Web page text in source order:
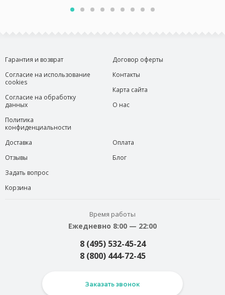
Гарантия и возврат
Согласие на использование
cookies
Согласие на обработку
данных
Политика
конфиденциальности
Договор оферты
Контакты
Карта сайта
О нас
Доставка
Отзывы
Задать вопрос
Корзина
Оплата
Блог
Время работы
Ежедневно 8:00 — 22:00
8 (495) 532-45-24
8 (800) 444-72-45
Заказать звонок